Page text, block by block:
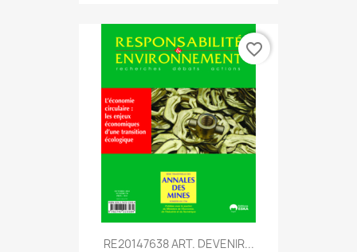
RE20147638 ART. DEVENIR...
favorite_border